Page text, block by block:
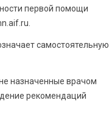
первой помощи
самостоятельную
назначенные врачом
рекомендаций